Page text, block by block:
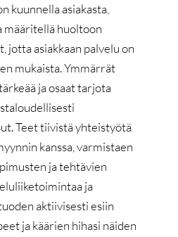
kuunnella asiakasta,
määritellä huoltoon
asiakkaan palvelu on
mukaista. Ymmärrät
ja osaat tarjota
Teet tiivistä yhteistyötä
kanssa, varmistaen
ja tehtävien
ja
aktiivisesti esiin
ja käärien hihasi näiden